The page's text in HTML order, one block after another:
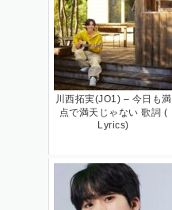
川西拓実(JO1) – 今日も満
点で満天じゃない 歌詞 (
Lyrics)